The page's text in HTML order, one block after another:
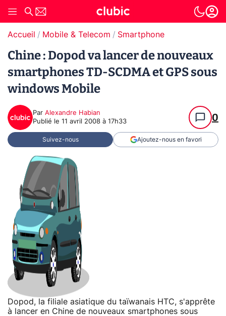
Accueil Mobile & Telecom Smartphone
Chine : Dopod va lancer de nouveaux
smartphones TD-SCDMA et GPS sous
windows Mobile
Par Alexandre Habian
Publié le 11 avril 2008 à 17h33 0
Suivez-nous Ajoutez-nous en favori
Dopod, la filiale asiatique du taïwanais HTC, s'apprête
à lancer en Chine de nouveaux smartphones sous